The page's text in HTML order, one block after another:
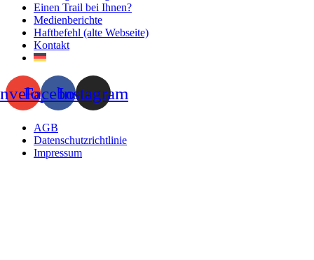
Einen Trail bei Ihnen?
Medienberichte
Haftbefehl (alte Webseite)
Kontakt
FacebookInstagram
AGB
Datenschutzrichtlinie
Impressum